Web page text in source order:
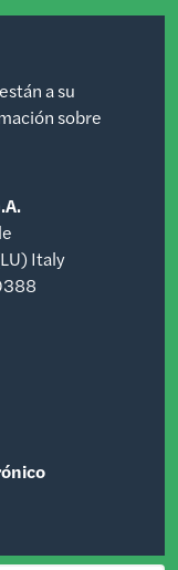
a su
sobre
Italy